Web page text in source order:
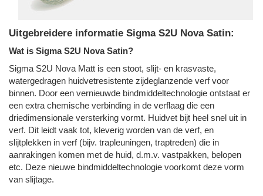
Uitgebreidere informatie Sigma S2U Nova Satin:
Wat is Sigma S2U Nova Satin?
Sigma S2U Nova Matt is een stoot, slijt- en krasvaste,
watergedragen huidvetresistente zijdeglanzende verf voor
binnen. Door een vernieuwde bindmiddeltechnologie ontstaat er
een extra chemische verbinding in de verflaag die een
driedimensionale versterking vormt. Huidvet bijt heel snel uit in
verf. Dit leidt vaak tot, kleverig worden van de verf, en
slijtplekken in verf (bijv. trapleuningen, traptreden) die in
aanrakingen komen met de huid, d.m.v. vastpakken, belopen
etc. Deze nieuwe bindmiddeltechnologie voorkomt deze vorm
van slijtage.